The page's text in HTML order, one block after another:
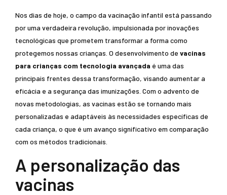
Nos dias de hoje, o campo da vacinação infantil está passando
por uma verdadeira revolução, impulsionada por inovações
tecnológicas que prometem transformar a forma como
protegemos nossas crianças. O desenvolvimento de vacinas
para crianças com tecnologia avançada é uma das
principais frentes dessa transformação, visando aumentar a
eficácia e a segurança das imunizações. Com o advento de
novas metodologias, as vacinas estão se tornando mais
personalizadas e adaptáveis às necessidades específicas de
cada criança, o que é um avanço significativo em comparação
com os métodos tradicionais.
A personalização das
vacinas